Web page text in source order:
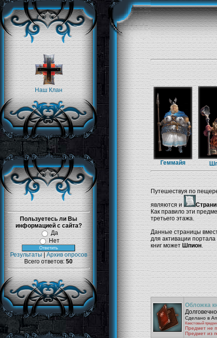
Наш Клан
Пользуетесь ли Вы
информацией с сайта?
Да
Нет
Результаты| Архив опросов
Всего ответов: 50
Геммайя
Путешествуя по
являются и
Как правило эти
третьего этажа.
Данные страницы
для активации
книг может Шпион.
Обложка
Сделано в
Квестовый
Предмет не
Предмет из